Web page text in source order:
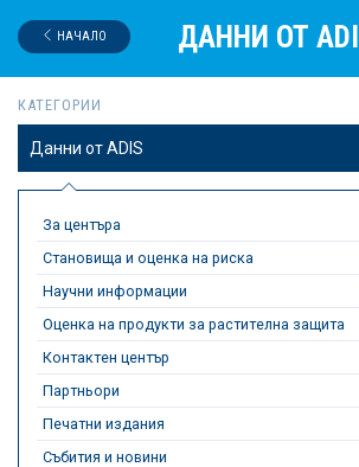
ДАННИ ОТ
НАЧАЛО
КАТЕГОРИИ
Данни от ADIS
За центъра
Становища и оценка на риска
Научни информации
Оценка на продукти за растителна защита
Контактен център
Партньори
Печатни издания
Събития и новини